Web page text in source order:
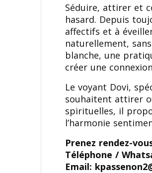
Séduire, attirer et
hasard. Depuis
affectifs et à
naturellement,
blanche, une
créer une
Le voyant Dovi,
souhaitent attirer
spirituelles, il
l’harmonie
Prenez rendez-
Téléphone /
Email: